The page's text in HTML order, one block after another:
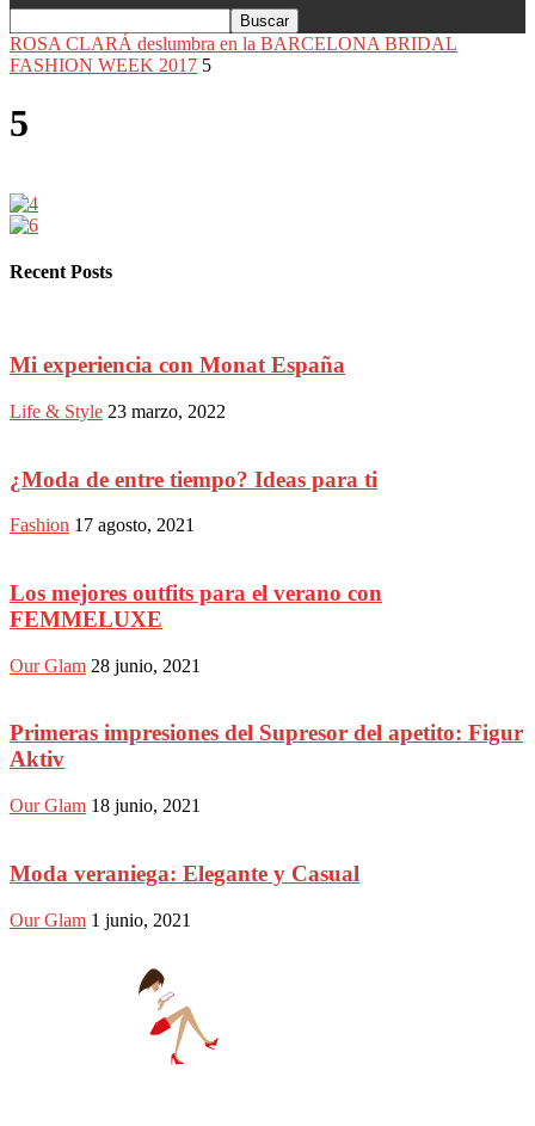
ROSA CLARÁ deslumbra en la BARCELONA BRIDAL
FASHION WEEK 2017 5
5
Recent Posts
Mi experiencia con Monat España
Life & Style 23 marzo, 2022
¿Moda de entre tiempo? Ideas para ti
Fashion 17 agosto, 2021
Los mejores outfits para el verano con
FEMMELUXE
Our Glam 28 junio, 2021
Primeras impresiones del Supresor del apetito: Figur
Aktiv
Our Glam 18 junio, 2021
Moda veraniega: Elegante y Casual
Our Glam 1 junio, 2021